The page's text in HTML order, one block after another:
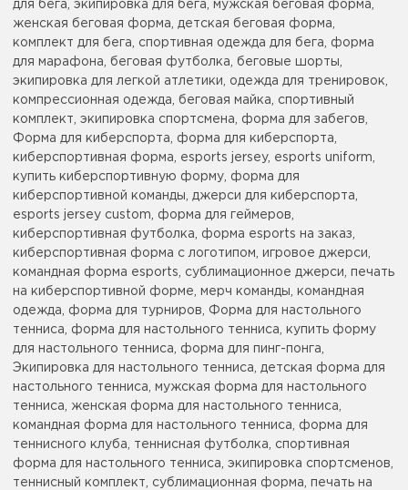
для бега, экипировка для бега, мужская беговая форма,
женская беговая форма, детская беговая форма,
комплект для бега, спортивная одежда для бега, форма
для марафона, беговая футболка, беговые шорты,
экипировка для легкой атлетики, одежда для тренировок,
компрессионная одежда, беговая майка, спортивный
комплект, экипировка спортсмена, форма для забегов,
Форма для киберспорта, форма для киберспорта,
киберспортивная форма, esports jersey, esports uniform,
купить киберспортивную форму, форма для
киберспортивной команды, джерси для киберспорта,
esports jersey custom, форма для геймеров,
киберспортивная футболка, форма esports на заказ,
киберспортивная форма с логотипом, игровое джерси,
командная форма esports, сублимационное джерси, печать
на киберспортивной форме, мерч команды, командная
одежда, форма для турниров, Форма для настольного
тенниса, форма для настольного тенниса, купить форму
для настольного тенниса, форма для пинг-понга,
Экипировка для настольного тенниса, детская форма для
настольного тенниса, мужская форма для настольного
тенниса, женская форма для настольного тенниса,
командная форма для настольного тенниса, форма для
теннисного клуба, теннисная футболка, спортивная
форма для настольного тенниса, экипировка спортсменов,
теннисный комплект, сублимационная форма, печать на